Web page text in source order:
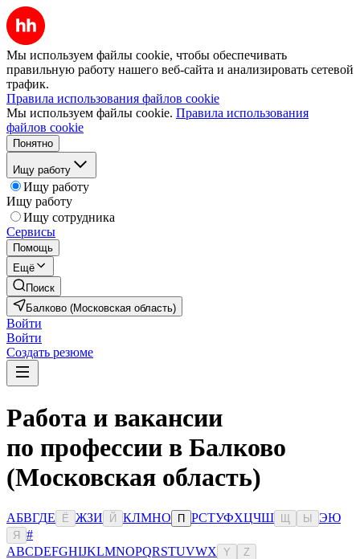
Мы используем файлы cookie, чтобы обеспечивать
правильную работу нашего веб-сайта и анализировать сетевой
трафик.
Правила использования файлов cookie
Мы используем файлы cookie. Правила использования
файлов cookie
Понятно
Ищу работу
Ищу работу
Ищу работу
Ищу сотрудника
Сервисы
Помощь
Ещё
Поиск
Балково (Московская область)
Войти
Войти
Создать резюме
Работа и вакансии
по профессии в Балково
(Московская область)
АБВГДЕ Ё ЖЗИ Й КЛМНО П РСТУФХЦЧШ Ы ЭЮ
Я
#
ABCDEFGHIJKLMNOPQRSTUVWX Y Z